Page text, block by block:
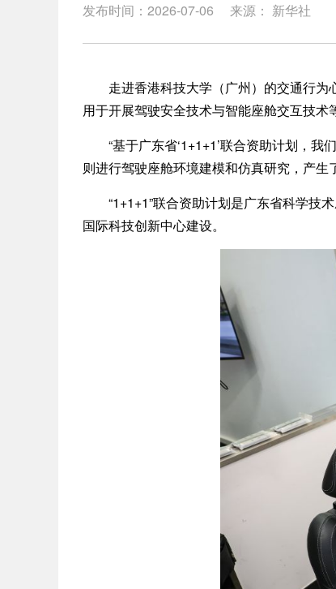
发布时间：2026-07-06 来源： 新华社
走进香港科技大学（广州）的交通行为
用于开展驾驶安全技术与智能座舱交互技术
“基于广东省‘1+1+1’联合资助计划，我
则进行驾驶座舱环境建模和仿真研究，产生
“1+1+1”联合资助计划是广东省科学技术
国际科技创新中心建设。